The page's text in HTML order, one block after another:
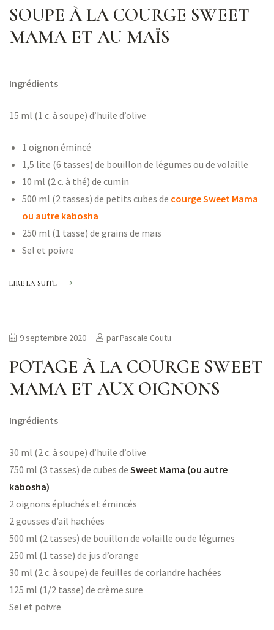
SOUPE À LA COURGE SWEET
MAMA ET AU MAÏS
Ingrédients
15 ml (1 c. à soupe) d’huile d’olive
1 oignon émincé
1,5 lite (6 tasses) de bouillon de légumes ou de volaille
10 ml (2 c. à thé) de cumin
500 ml (2 tasses) de petits cubes de courge Sweet Mama
ou autre kabosha
250 ml (1 tasse) de grains de maïs
Sel et poivre
LIRE LA SUITE
POTAGE À LA COURGE SWEET
MAMA ET AUX OIGNONS
9 septembre 2020 parPascale Coutu
Ingrédients
30 ml (2 c. à soupe) d’huile d’olive
750 ml (3 tasses) de cubes de Sweet Mama (ou autre
kabosha)
2 oignons épluchés et émincés
2 gousses d’ail hachées
500 ml (2 tasses) de bouillon de volaille ou de légumes
250 ml (1 tasse) de jus d’orange
30 ml (2 c. à soupe) de feuilles de coriandre hachées
125 ml (1/2 tasse) de crème sure
Sel et poivre